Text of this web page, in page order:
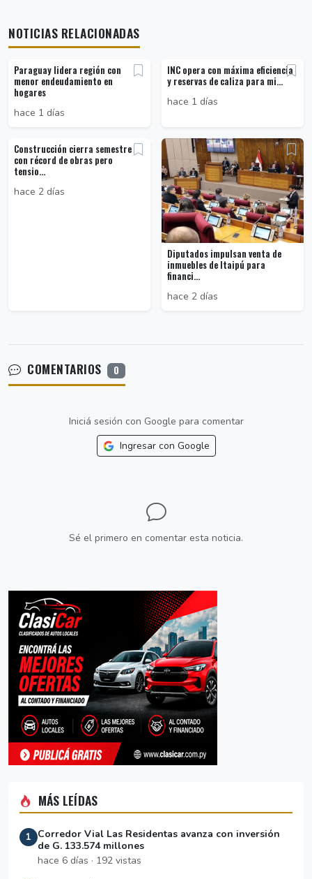
NOTICIAS RELACIONADAS
Paraguay lidera región con
menor endeudamiento en
hogares
hace 1 días
INC opera con máxima eficiencia
y reservas de caliza para mi...
hace 1 días
Construcción cierra semestre
con récord de obras pero
tensio...
hace 2 días
Diputados impulsan venta de
inmuebles de Itaipú para
financi...
hace 2 días
COMENTARIOS 0
Iniciá sesión con Google para comentar
Ingresar con Google
Sé el primero en comentar esta noticia.
MÁS LEÍDAS
1
Corredor Vial Las Residentas avanza con inversión
de G. 133.574 millones
hace 6 días · 192 vistas